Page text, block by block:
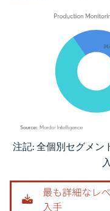
画像 © Mordor Intelligence。
注記: 全個別セグメン